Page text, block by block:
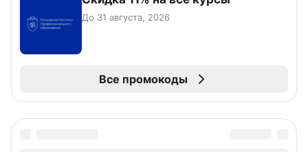
До 31 августа, 2026
Все промокоды